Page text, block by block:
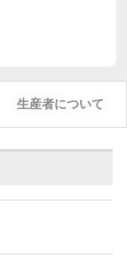
生産者について